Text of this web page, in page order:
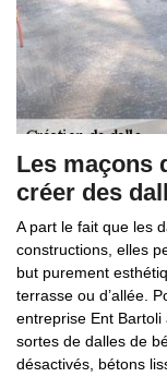
Les maçons
créer des
A part le fait que les
constructions, elles
but purement
terrasse ou d’allée.
entreprise Ent
sortes de dalles de
désactivés, bétons